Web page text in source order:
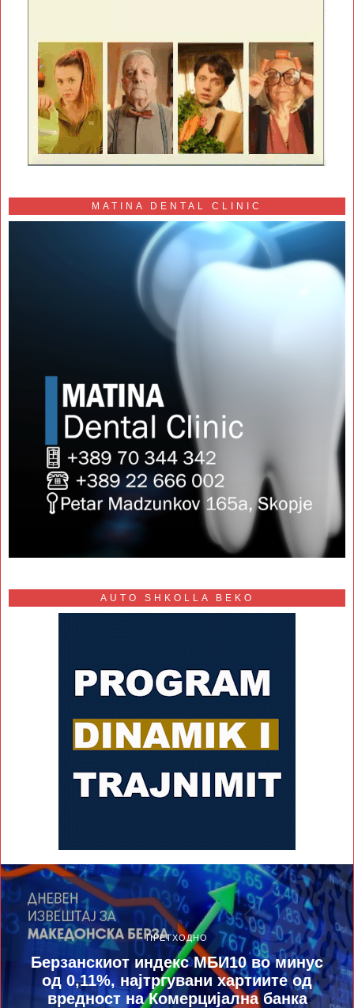
MATINA DENTAL CLINIC
AUTO SHKOLLA BEKO
ПРЕТХОДНО
Берзанскиот индекс МБИ10 во минус
од 0,11%, најтргувани хартиите од
вредност на Комерцијална банка